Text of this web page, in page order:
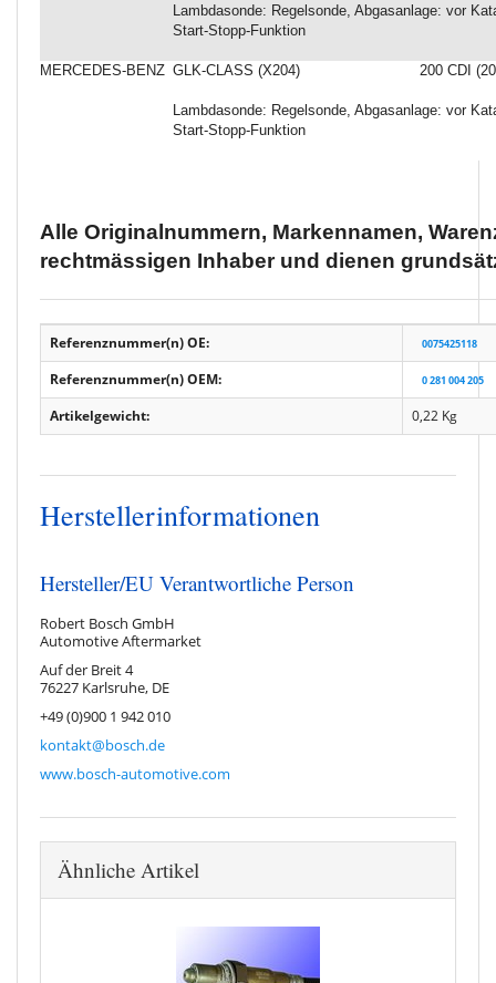
Lambdasonde: Regelsonde, Abgasanlage: vor
Start-Stopp-Funktion
MERCEDES-BENZ GLK-CLASS (X204) 200 CDI
Lambdasonde: Regelsonde, Abgasanlage: vor
Start-Stopp-Funktion
Alle Originalnummern, Markennamen,
rechtmässigen Inhaber und dienen
Referenznummer(n) OE: 0075425118
Referenznummer(n) OEM: 0 281 004 205
Artikelgewicht: 0,22 Kg
Herstellerinformationen
Hersteller/EU Verantwortliche Person
Robert Bosch GmbH
Automotive Aftermarket
Auf der Breit 4
76227 Karlsruhe, DE
+49 (0)900 1 942 010
kontakt@bosch.de
www.bosch-automotive.com
Ähnliche Artikel